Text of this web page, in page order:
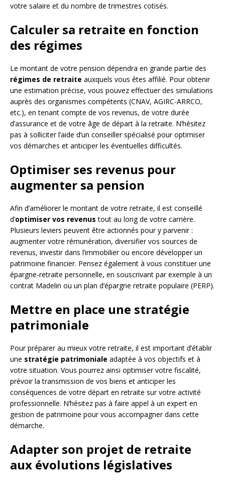
votre salaire et du nombre de trimestres cotisés.
Calculer sa retraite en fonction
des régimes
Le montant de votre pension dépendra en grande partie des
régimes de retraite auxquels vous êtes affilié. Pour obtenir
une estimation précise, vous pouvez effectuer des simulations
auprès des organismes compétents (CNAV, AGIRC-ARRCO,
etc.), en tenant compte de vos revenus, de votre durée
d’assurance et de votre âge de départ à la retraite. N’hésitez
pas à solliciter l’aide d’un conseiller spécialisé pour optimiser
vos démarches et anticiper les éventuelles difficultés.
Optimiser ses revenus pour
augmenter sa pension
Afin d’améliorer le montant de votre retraite, il est conseillé
d’optimiser vos revenus tout au long de votre carrière.
Plusieurs leviers peuvent être actionnés pour y parvenir :
augmenter votre rémunération, diversifier vos sources de
revenus, investir dans l’immobilier ou encore développer un
patrimoine financier. Pensez également à vous constituer une
épargne-retraite personnelle, en souscrivant par exemple à un
contrat Madelin ou un plan d’épargne retraite populaire (PERP).
Mettre en place une stratégie
patrimoniale
Pour préparer au mieux votre retraite, il est important d’établir
une stratégie patrimoniale adaptée à vos objectifs et à
votre situation. Vous pourrez ainsi optimiser votre fiscalité,
prévoir la transmission de vos biens et anticiper les
conséquences de votre départ en retraite sur votre activité
professionnelle. N’hésitez pas à faire appel à un expert en
gestion de patrimoine pour vous accompagner dans cette
démarche.
Adapter son projet de retraite
aux évolutions législatives